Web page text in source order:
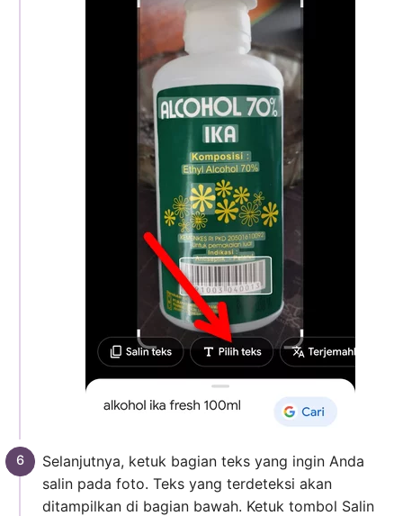
Selanjutnya, ketuk bagian teks yang ingin Anda
salin pada foto. Teks yang terdeteksi akan
ditampilkan di bagian bawah. Ketuk tombol Salin